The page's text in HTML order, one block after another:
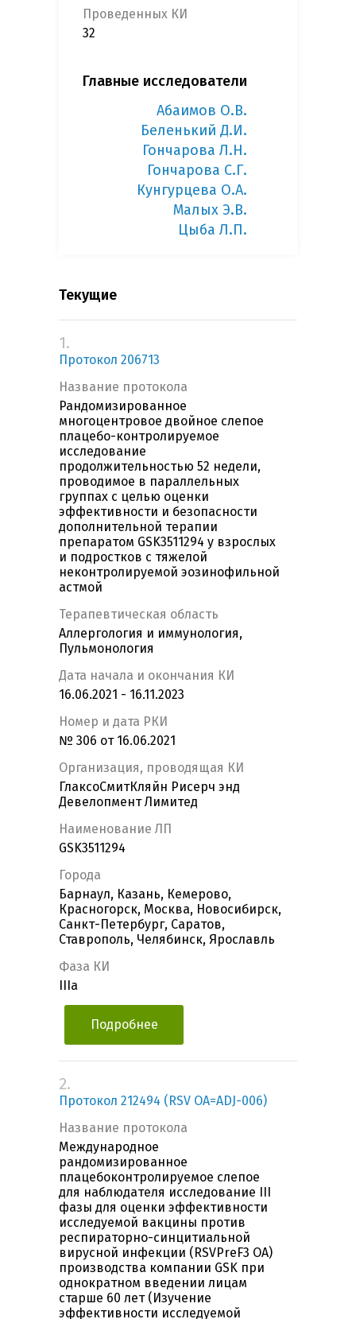
Проведенных КИ
32
Главные исследователи
Абаимов О.В.
Беленький Д.И.
Гончарова Л.Н.
Гончарова С.Г.
Кунгурцева О.А.
Малых Э.В.
Цыба Л.П.
Текущие
1.
Протокол 206713
Название протокола
Рандомизированное
многоцентровое двойное слепое
плацебо-контролируемое
исследование
продолжительностью 52 недели,
проводимое в параллельных
группах с целью оценки
эффективности и безопасности
дополнительной терапии
препаратом GSK3511294 у взрослых
и подростков с тяжелой
неконтролируемой эозинофильной
астмой
Терапевтическая область
Аллергология и иммунология,
Пульмонология
Дата начала и окончания КИ
16.06.2021 - 16.11.2023
Номер и дата РКИ
№ 306 от 16.06.2021
Организация, проводящая КИ
ГлаксоСмитКляйн Рисерч энд
Девелопмент Лимитед
Наименование ЛП
GSK3511294
Города
Барнаул, Казань, Кемерово,
Красногорск, Москва, Новосибирск,
Санкт-Петербург, Саратов,
Ставрополь, Челябинск, Ярославль
Фаза КИ
IIIa
Подробнее
2.
Протокол 212494 (RSV OA=ADJ-006)
Название протокола
Международное
рандомизированное
плацебоконтролируемое слепое
для наблюдателя исследование III
фазы для оценки эффективности
исследуемой вакцины против
респираторно-синцитиальной
вирусной инфекции (RSVPreF3 OA)
производства компании GSK при
однократном введении лицам
старше 60 лет (Изучение
эффективности исследуемой